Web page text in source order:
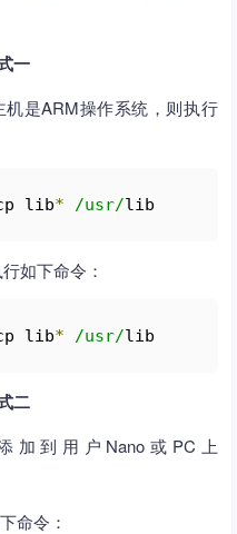
一
是ARM操作系统，则执行
lib* /usr/lib
如下命令：
lib* /usr/lib
二
加到用户Nano或PC上
命令：